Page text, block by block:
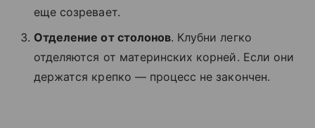
еще созревает.
Отделение от столонов. Клубни легко
отделяются от материнских корней. Если они
держатся крепко — процесс не закончен.